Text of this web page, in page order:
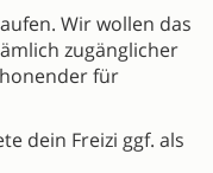
Wir wollen das
zugänglicher
für
dein Freizi ggf. als